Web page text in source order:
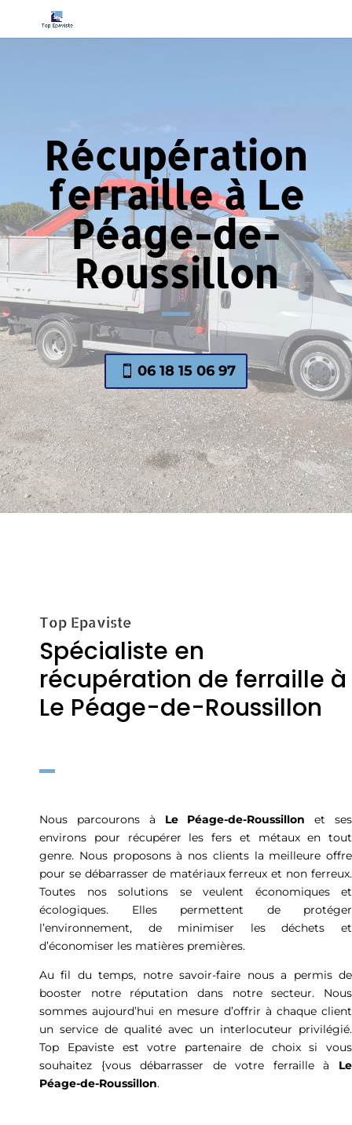
Récupération
ferraille à Le
Péage-de-
Roussillon
06 18 15 06 97
Top Epaviste
Spécialiste en
récupération de ferraille à
Le Péage-de-Roussillon
Nous parcourons à Le Péage-de-Roussillon et ses
environs pour récupérer les fers et métaux en tout
genre. Nous proposons à nos clients la meilleure offre
pour se débarrasser de matériaux ferreux et non ferreux.
Toutes nos solutions se veulent économiques et
écologiques. Elles permettent de protéger
l’environnement, de minimiser les déchets et
d’économiser les matières premières.
Au fil du temps, notre savoir-faire nous a permis de
booster notre réputation dans notre secteur. Nous
sommes aujourd’hui en mesure d’offrir à chaque client
un service de qualité avec un interlocuteur privilégié.
Top Epaviste est votre partenaire de choix si vous
souhaitez {vous débarrasser de votre ferraille à Le
Péage-de-Roussillon.